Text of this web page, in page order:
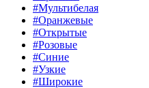
#Мультибелая
#Оранжевые
#Открытые
#Розовые
#Синие
#Узкие
#Широкие